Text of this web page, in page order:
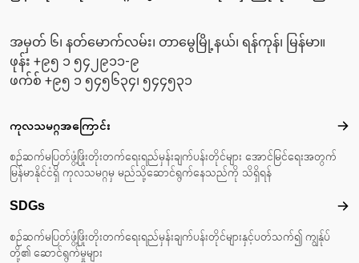
အမှတ် ၆၊ နတ်မောက်လမ်း၊ တာမွေမြို့နယ်၊ ရန်ကုန်၊ မြန်မာ။
ဖုန်း +၉၅ ၁ ၅၄၂၉၁၁-၉
ဖက်စ် +၉၅ ၁ ၅၄၅၆၃၄၊ ၅၄၄၅၃၁
Footer menu
ကုလသမဂ္ဂအကြောင်း ကုလ
စဉ်ဆက်မပြတ်ဖွံ့ဖြိုးတိုးတက်ရေးရည်မှန်းချက်ပန်းတိုင်များ အောင်မြင်ရေးအတွက်
မြန်မာနိုင်ငံရှိ ကုလသမဂ္ဂမှ မည်သို့ဆောင်ရွက်နေသည်ကို သိရှိရန်
SDGs
စဉ်ဆက်မပြတ်ဖွံ့ဖြိုးတိုးတက်ရေးရည်မှန်းချက်ပန်းတိုင်များနှင့်ပတ်သက်၍ ကျွန်ုပ်
တို့၏ ဆောင်ရွက်မှုများ